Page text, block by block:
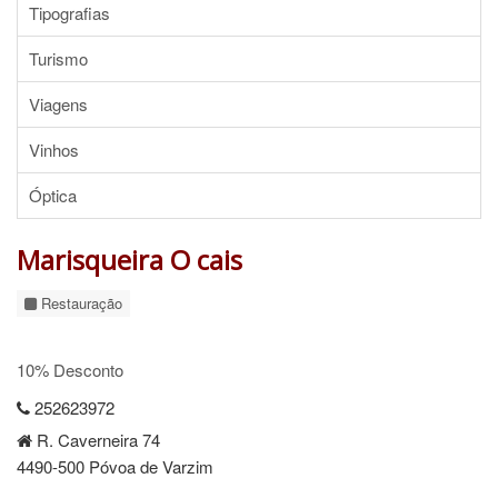
Tipografias
Turismo
Viagens
Vinhos
Óptica
Marisqueira O cais
Restauração
10% Desconto
252623972
R. Caverneira 74
4490-500 Póvoa de Varzim